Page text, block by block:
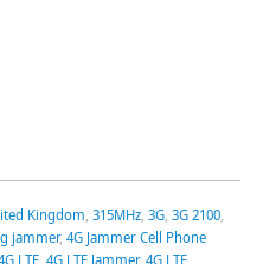
Kingdom 315MHz, 3G, 3G 2100,
jammer, 4G Jammer Cell Phone
LTE, 4G LTE Jammer, 4G LTE